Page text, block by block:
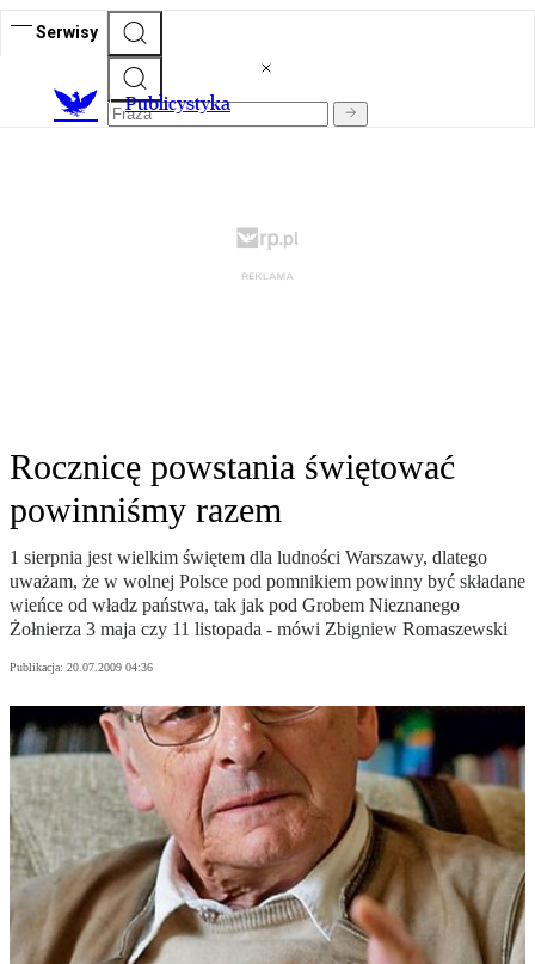
Serwisy
Publicystyka
Rocznicę powstania świętować
powinniśmy razem
1 sierpnia jest wielkim świętem dla ludności Warszawy, dlatego
uważam, że w wolnej Polsce pod pomnikiem powinny być składane
wieńce od władz państwa, tak jak pod Grobem Nieznanego
Żołnierza 3 maja czy 11 listopada - mówi Zbigniew Romaszewski
Publikacja: 20.07.2009 04:36